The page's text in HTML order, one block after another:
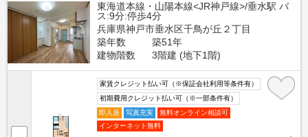
東海道本線・山陽本線<JR神戸線>/垂水駅 バ
ス:9分:停歩4分
兵庫県神戸市垂水区千鳥が丘２丁目
築年数
築51年
建物階数
3階建 (地下1階)
家賃クレジット払い可（※保証会社利用等条件有）
初期費用クレジット払い可（※一部条件有）
即入居
写真充実
無料オンライン相談可
インターネット無料